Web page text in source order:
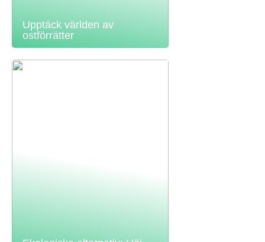
Upptäck världen av
ostförrätter